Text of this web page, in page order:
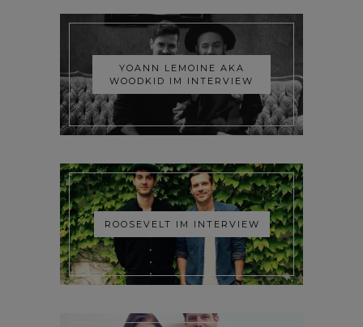
YOANN LEMOINE AKA
WOODKID IM INTERVIEW
ROOSEVELT IM INTERVIEW